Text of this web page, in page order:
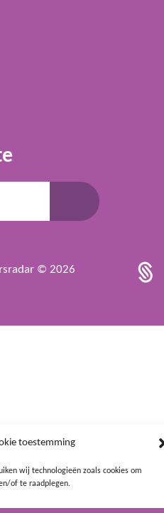
toestemming
wij technologieën zoals cookies om
of te raadplegen.
© 2026